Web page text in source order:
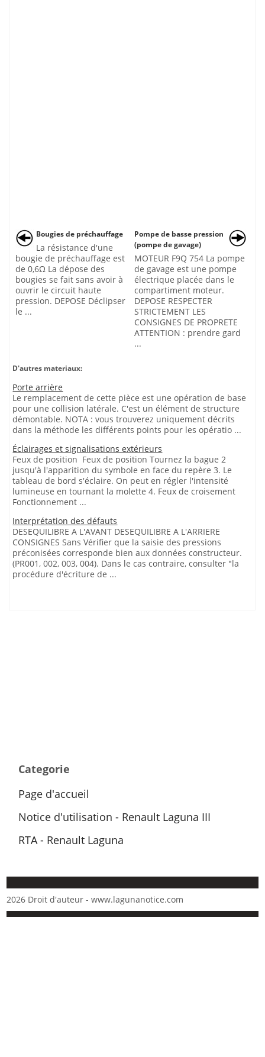
Bougies de préchauffage
La résistance d'une
bougie de préchauffage est
de 0,6Ω La dépose des
bougies se fait sans avoir à
ouvrir le circuit haute
pression. DEPOSE Déclipser
le ...
Pompe de basse pression
(pompe de gavage)
MOTEUR F9Q 754 La pompe
de gavage est une pompe
électrique placée dans le
compartiment moteur.
DEPOSE RESPECTER
STRICTEMENT LES
CONSIGNES DE PROPRETE
ATTENTION : prendre gard
...
D'autres materiaux:
Porte arrière
Le remplacement de cette pièce est une opération de base
pour une collision latérale. C'est un élément de structure
démontable. NOTA : vous trouverez uniquement décrits
dans la méthode les différents points pour les opératio ...
Éclairages et signalisations extérieurs
Feux de position Feux de position Tournez la bague 2
jusqu'à l'apparition du symbole en face du repère 3. Le
tableau de bord s'éclaire. On peut en régler l'intensité
lumineuse en tournant la molette 4. Feux de croisement
Fonctionnement ...
Interprétation des défauts
DESEQUILIBRE A L'AVANT DESEQUILIBRE A L'ARRIERE
CONSIGNES Sans Vérifier que la saisie des pressions
préconisées corresponde bien aux données constructeur.
(PR001, 002, 003, 004). Dans le cas contraire, consulter "la
procédure d'écriture de ...
Categorie
Page d'accueil
Notice d'utilisation - Renault Laguna III
RTA - Renault Laguna
2026 Droit d'auteur - www.lagunanotice.com